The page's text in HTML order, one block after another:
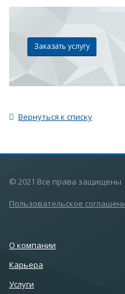
Заказать услугу
Вернуться к списку
© 2021 Все права защищены
Пользовательское
О компании
Карьера
Услуги